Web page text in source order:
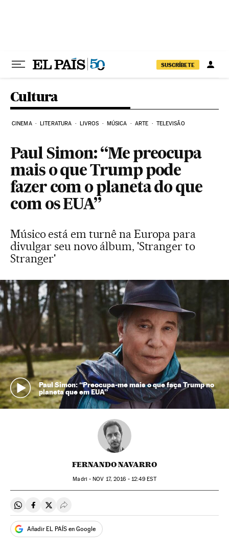
SUSCRÍBETE
Cultura
CINEMA LITERATURA LIVROS MÚSICA ARTE TELEVISÃO
Paul Simon: “Me preocupa
mais o que Trump pode
fazer com o planeta do que
com os EUA”
Músico está em turnê na Europa para
divulgar seu novo álbum, 'Stranger to
Stranger'
Paul Simon: “Preocupa-me mais o que faça Trump no
planeta que em EUA”
FERNANDO NAVARRO
Madri -NOV 17, 2016 - 12:49 EST
Compartir en Whatsapp
Compartir en Facebook
Compartir en Twitter
Desplegar Redes Sociales
Añadir EL PAÍS en Google